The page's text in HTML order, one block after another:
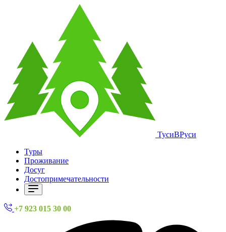
ТусиВРуси
Туры
Проживание
Досуг
Достопримечательности
+7 923 015 30 00